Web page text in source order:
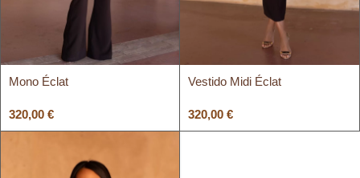
Mono Éclat
320,00 €
Vestido Midi Éclat
320,00€